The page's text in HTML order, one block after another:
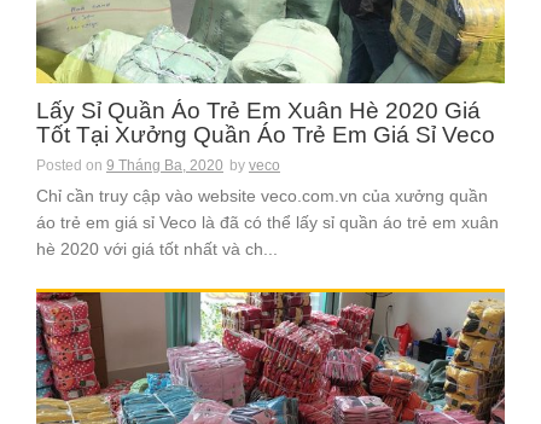
Lấy Sỉ Quần Áo Trẻ Em Xuân Hè 2020 Giá
Tốt Tại Xưởng Quần Áo Trẻ Em Giá Sỉ Veco
Posted on 9 Tháng Ba, 2020 by veco
Chỉ cần truy cập vào website veco.com.vn của xưởng quần
áo trẻ em giá sỉ Veco là đã có thể lấy sỉ quần áo trẻ em xuân
hè 2020 với giá tốt nhất và ch...